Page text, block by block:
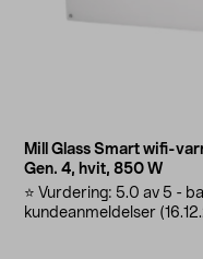
Mill Glass Smart wifi-
Gen. 4, hvit, 850 W
⭐️ Vurdering: 5.0 av 5 -
kundeanmeldelser